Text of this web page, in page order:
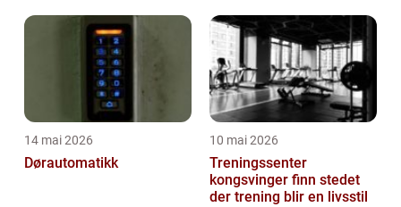
14 mai 2026
Dørautomatikk
10 mai 2026
Treningssenter
kongsvinger finn stedet
der trening blir en livsstil